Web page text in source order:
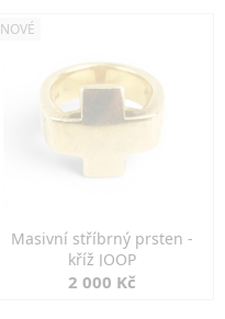
NOVÉ
Masivní stříbrný prsten -
kříž JOOP
2 000 Kč